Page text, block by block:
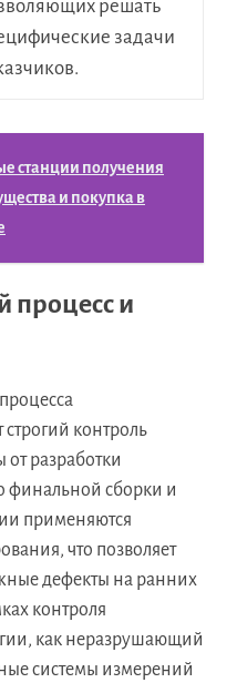
решать
задачи
станции получения
и покупка в
процесс и
контроль
разработки
финальной сборки и
применяются
что позволяет
дефекты на ранних
контроля
как неразрушающий
системы измерений